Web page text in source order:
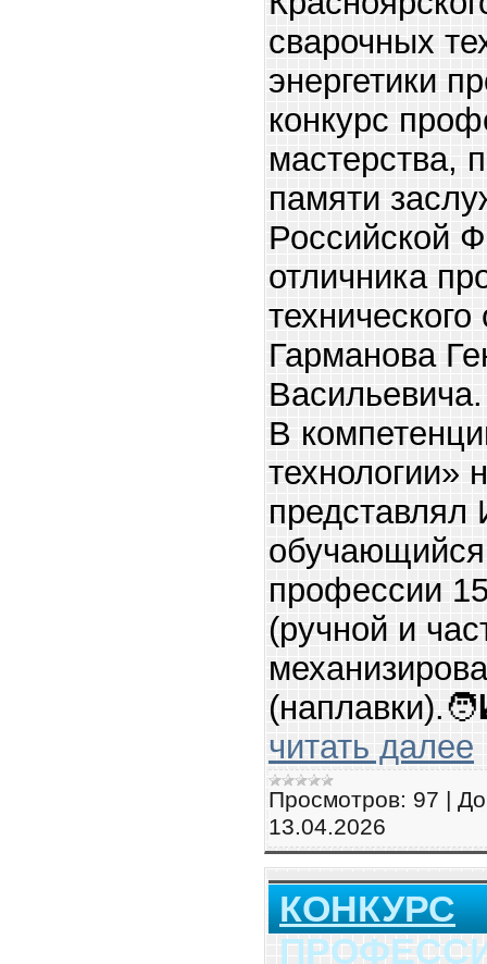
сварочных
энергетики
конкурс
мастерства,
памяти
Российской
отличника
Гарманова
Васильевича.
В
технологии»
представлял
профессии
(ручной и
читать далее
Просмотров: 97 |
13.04.2026
КОНКУРС